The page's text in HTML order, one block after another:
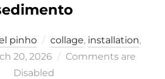
pinho collage, installation,
20, 2026
Comments are
Disabled